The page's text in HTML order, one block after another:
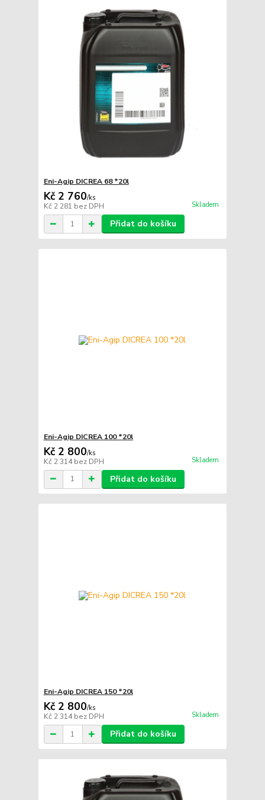
Eni-Agip DICREA 68 *20l
Kč 2 760/ks
Kč 2 281 bez DPH Skladem
Přidat do košíku
Eni-Agip DICREA 100 *20l
Kč 2 800/ks
Kč 2 314bez DPH Skladem
Přidat do košíku
Eni-Agip DICREA 150 *20l
Kč 2 800/ks
Kč 2 314bez DPH Skladem
Přidat do košíku